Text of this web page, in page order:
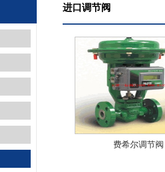
进口调节阀
费希尔调节阀